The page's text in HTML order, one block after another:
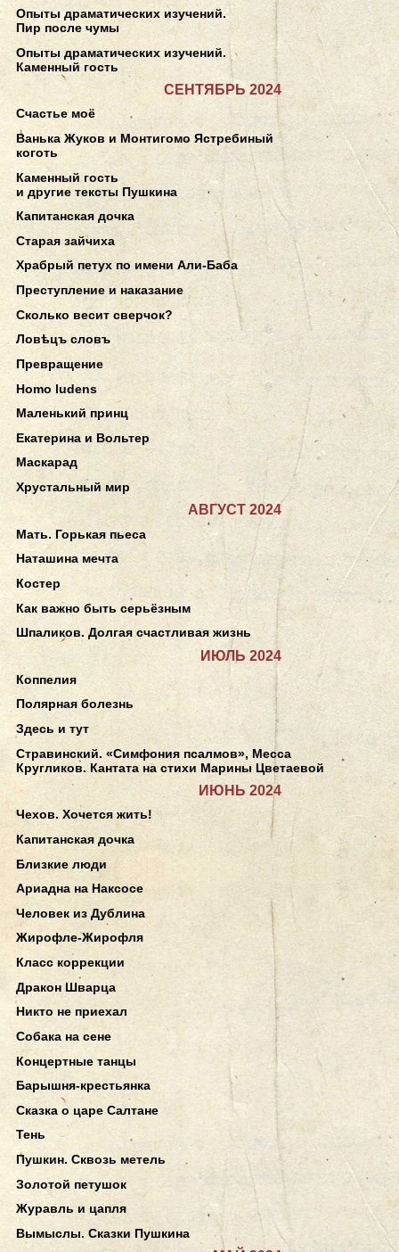
Опыты драматических изучений.
Пир после чумы
Опыты драматических изучений.
Каменный гость
СЕНТЯБРЬ 2024
Счастье моё
Ванька Жуков и Монтигомо Ястребиный
коготь
Каменный гость
и другие тексты Пушкина
Капитанская дочка
Старая зайчиха
Храбрый петух по имени Али-Баба
Преступление и наказание
Сколько весит сверчок?
Ловѣцъ словъ
Превращение
Homo ludens
Маленький принц
Екатерина и Вольтер
Маскарад
Хрустальный мир
АВГУСТ 2024
Мать. Горькая пьеса
Наташина мечта
Костер
Как важно быть серьёзным
Шпаликов. Долгая счастливая жизнь
ИЮЛЬ 2024
Коппелия
Полярная болезнь
Здесь и тут
Стравинский. «Симфония псалмов», Месса
Кругликов. Кантата на стихи Марины Цветаевой
ИЮНЬ 2024
Чехов. Хочется жить!
Капитанская дочка
Близкие люди
Ариадна на Наксосе
Человек из Дублина
Жирофле-Жирофля
Класс коррекции
Дракон Шварца
Никто не приехал
Собака на сене
Концертные танцы
Барышня-крестьянка
Сказка о царе Салтане
Тень
Пушкин. Сквозь метель
Золотой петушок
Журавль и цапля
Вымыслы. Сказки Пушкина